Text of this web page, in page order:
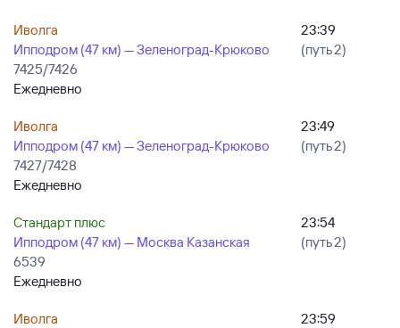
Иволга
Ипподром (47 км) — Зеленоград-Крюково
7425/7426
Ежедневно
23:39
(путь 2)
Иволга
Ипподром (47 км) — Зеленоград-Крюково
7427/7428
Ежедневно
23:49
(путь 2)
Стандарт плюс
Ипподром (47 км) — Москва Казанская
6539
Ежедневно
23:54
(путь 2)
Иволга
23:59